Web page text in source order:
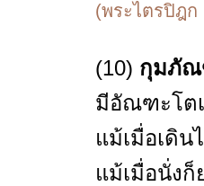
(พระไตรปิฎ
(10) กุมภัณ
มีอัณฑะโต
แม้เมื่อเดิ
แม้เมื่อนั่ง